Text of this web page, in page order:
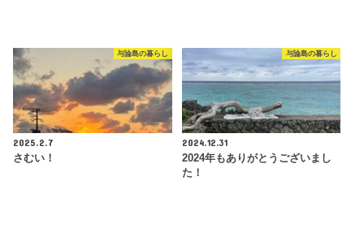
与論島の暮らし
2025.2.7
さむい！
与論島の暮らし
2024.12.31
2024年もありがとうございまし
た！